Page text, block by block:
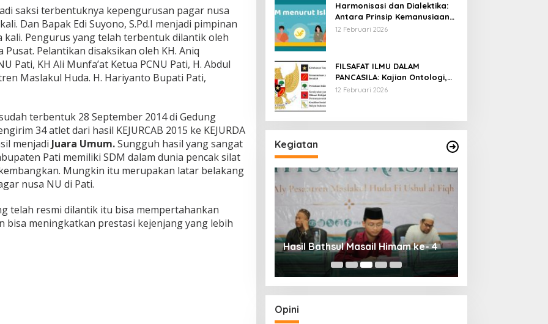
saksi terbentuknya kepengurusan pagar nusa
Dan Bapak Edi Suyono, S.Pd.I menjadi pimpinan
Pengurus yang telah terbentuk dilantik oleh
Pelantikan disaksikan oleh KH. Aniq
Pati, KH Ali Munfa’at Ketua PCNU Pati, H. Abdul
Maslakul Huda. H. Hariyanto Bupati Pati,
terbentuk 28 September 2014 di Gedung
34 atlet dari hasil KEJURCAB 2015 ke KEJURDA
menjadi Juara Umum.Sungguh hasil yang sangat
Pati memiliki SDM dalam dunia pencak silat
Mungkin itu merupakan latar belakang
nusa NU di Pati.
telah resmi dilantik itu bisa mempertahankan
bisa meningkatkan prestasi kejenjang yang lebih
Harmonisasi dan Dialektika:
Antara Prinsip Kemanusiaan
Islam dan Hak Asasi Manusia
12 Februari 2026
FILSAFAT ILMU DALAM
PANCASILA: Kajian Ontologi,
Epistemologi, dan Aksiologi
12 Februari 2026
Kegiatan
“Mengakar
Peradaban”
Hasil Bathsul Masail Himam ke- 4
Opini